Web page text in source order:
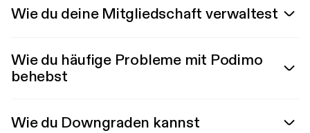
Wie du deine Mitgliedschaft verwaltest
Wie du häufige Probleme mit Podimo
behebst
Wie du Downgraden kannst